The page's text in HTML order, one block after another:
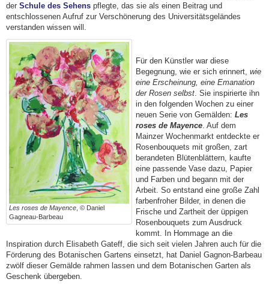
der Schule des Sehens pflegte, das sie als einen Beitrag und
entschlossenen Aufruf zur Verschönerung des Universitätsgeländes
verstanden wissen will.
Les roses de Mayence , © Daniel
Gagneau-Barbeau
Für den Künstler war diese
Begegnung, wie er sich erinnert,wie
eine Erscheinung, eine Emanation
der Rosen selbst . Sie inspirierte ihn
in den folgenden Wochen zu einer
neuen Serie von Gemälden:Les
roses de Mayence . Auf dem
Mainzer Wochenmarkt entdeckte er
Rosenbouquets mit großen, zart
berandeten Blütenblättern, kaufte
eine passende Vase dazu, Papier
und Farben und begann mit der
Arbeit. So entstand eine große Zahl
farbenfroher Bilder, in denen die
Frische und Zartheit der üppigen
Rosenbouquets zum Ausdruck
kommt. In Hommage an die
Inspiration durch Elisabeth Gateff, die sich seit vielen Jahren auch für die
Förderung des Botanischen Gartens einsetzt, hat Daniel Gagnon-Barbeau
zwölf dieser Gemälde rahmen lassen und dem Botanischen Garten als
Geschenk übergeben.